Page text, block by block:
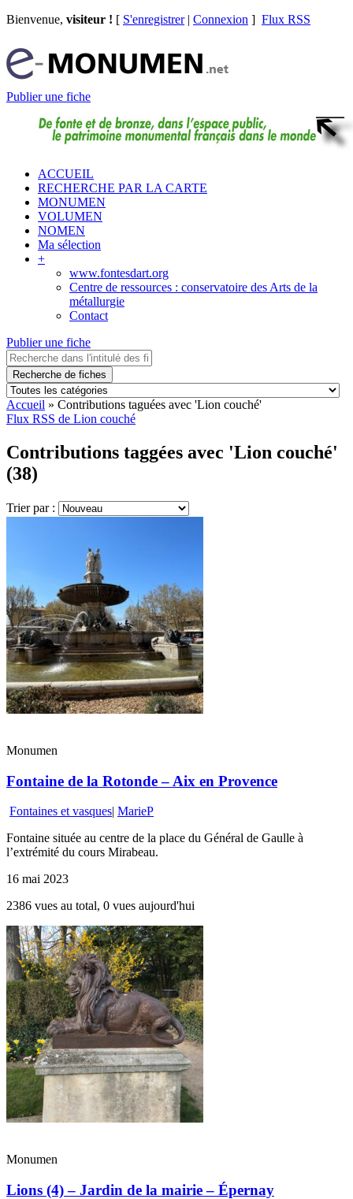
Bienvenue, visiteur ! [ S'enregistrer| Connexion ] Flux RSS
Publier une fiche
ACCUEIL
RECHERCHE PAR LA CARTE
MONUMEN
VOLUMEN
NOMEN
Ma sélection
+
www.fontesdart.org
Centre de ressources : conservatoire des Arts de la
métallurgie
Contact
Publier une fiche
Recherche de fiches
Accueil » Contributions taguées avec 'Lion couché'
Flux RSS de Lion couché
Contributions taggées avec 'Lion couché'
(38)
Trier par :
Monumen
Fontaine de la Rotonde – Aix en Provence
Fontaines et vasques| MarieP
Fontaine située au centre de la place du Général de Gaulle à
l’extrémité du cours Mirabeau.
16 mai 2023
2386 vues au total, 0 vues aujourd'hui
Monumen
Lions (4) – Jardin de la mairie – Épernay